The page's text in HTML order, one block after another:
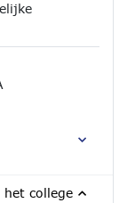
het college